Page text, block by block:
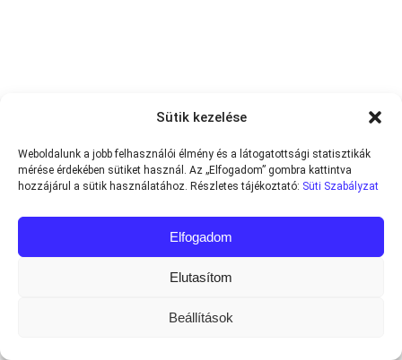
Sütik kezelése
Weboldalunk a jobb felhasználói élmény és a látogatottsági statisztikák
mérése érdekében sütiket használ. Az „Elfogadom” gombra kattintva
hozzájárul a sütik használatához. Részletes tájékoztató: Süti Szabályzat
Elfogadom
Elutasítom
Beállítások